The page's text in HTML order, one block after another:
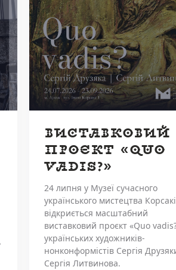
ВИСТАВКОВИЙ
ПРОЄКТ «QUO
VADIS?»
24 липня у Музеї сучасного
українського мистецтва
відкриється масштабний
виставковий проєкт «Quo
українських художників-
нонконформістів Сергія
Сергія Литвинова.